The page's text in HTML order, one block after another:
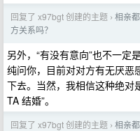
回复了 x97bgt 创建的主题 › 相亲
方关系吗？
另外，“有没有意向”也不一定
纯问你，目前对对方有无厌恶
下去。当然，我相信这种绝对
TA 结婚”。
回复了 x97bgt 创建的主题 › 相亲